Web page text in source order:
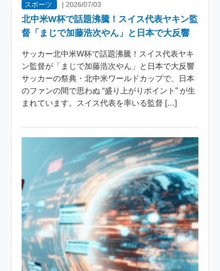
スポーツ | 2026/07/03
北中米W杯で話題沸騰！スイス代表ヤキン監
督「まじで加藤浩次やん」と日本で大反響
サッカー北中米W杯で話題沸騰！スイス代表ヤキ
ン監督が「まじで加藤浩次やん」と日本で大反響
サッカーの祭典・北中米ワールドカップで、日本
のファンの間で思わぬ “盛り上がりポイント” が生
まれています。スイス代表を率いる監督 […]